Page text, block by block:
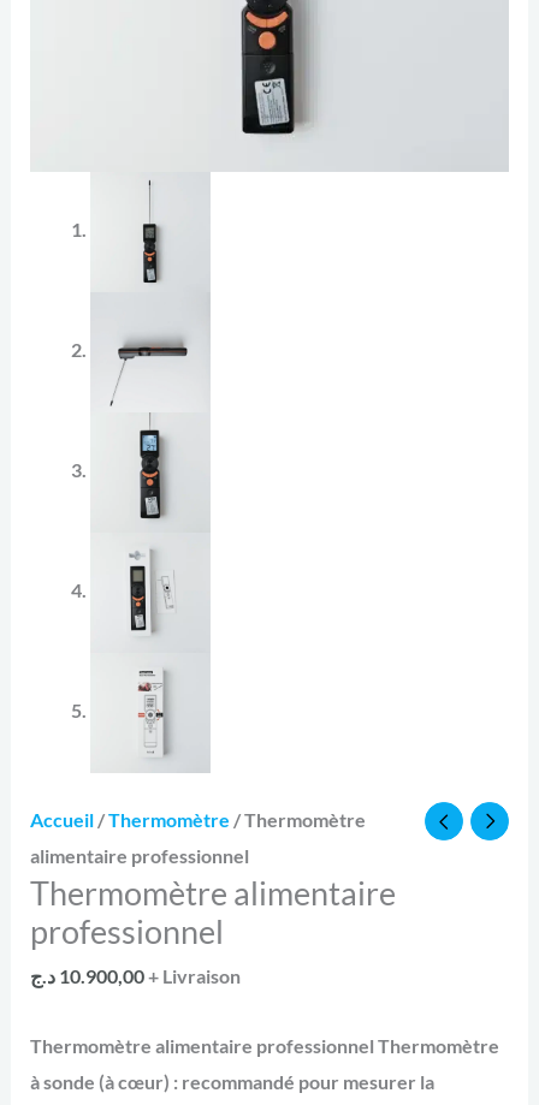
Accueil /Thermomètre / Thermomètre
alimentaire professionnel
Thermomètre alimentaire
professionnel
Le
prix
initial
était :
10.900,00 د.ج
Le
prix
actuel
est :
+ Livraison
Thermomètre alimentaire professionnelThermomètre
à sonde (à cœur) : recommandé pour mesurer la
quantité
de
Thermomètre
alimentaire